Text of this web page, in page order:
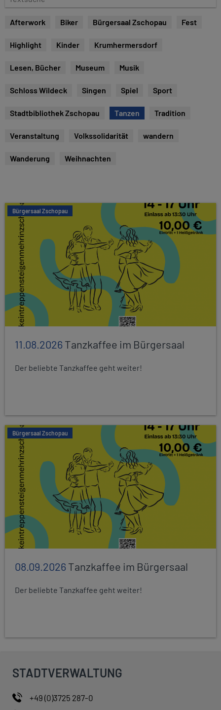
e
Afterwork Biker Bürgersaal Zschopau Fest
Highlight Kinder Krumhermersdorf
Lesen, Bücher Museum Musik
Schloss Wildeck Singen Spiel Sport
Stadtbibliothek Zschopau Tanzen Tradition
Veranstaltung Volkssolidarität wandern
Wanderung Weihnachten
Bürgersaal Zschopau
11.08.2026Tanzkaffee im Bürgersaal
Der beliebte Tanzkaffee geht weiter!
Bürgersaal Zschopau
08.09.2026Tanzkaffee im Bürgersaal
Der beliebte Tanzkaffee geht weiter!
STADTVERWALTUNG
+49 (0)3725 287-0